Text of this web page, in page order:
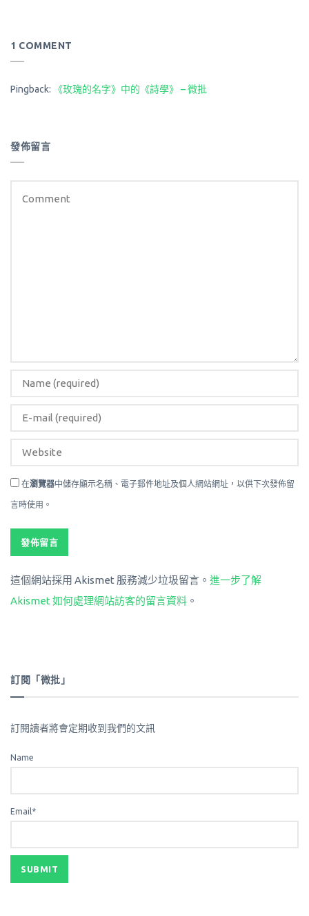
1 COMMENT
Pingback: 《玫瑰的名字》中的《詩學》 – 微批
發佈留言
在瀏覽器中儲存顯示名稱、電子郵件地址及個人網站網址，以供下次發佈留
言時使用。
這個網站採用 Akismet 服務減少垃圾留言。 進一步了解
Akismet 如何處理網站訪客的留言資料 。
訂閱「微批」
訂閱讀者將會定期收到我們的文訊
Name
Email*